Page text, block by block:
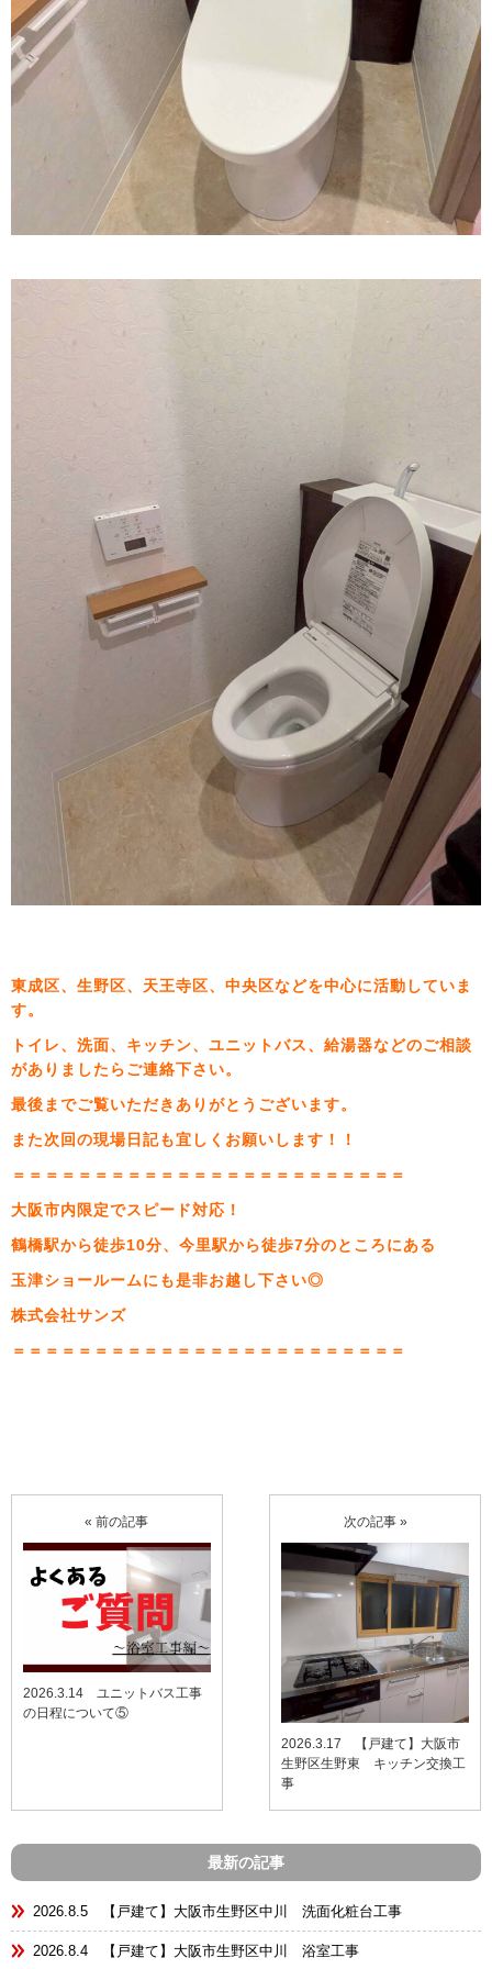
東成区、生野区、天王寺区、中央区などを中心に活動していま
す。
トイレ、洗面、キッチン、ユニットバス、給湯器などのご相談
がありましたらご連絡下さい。
最後までご覧いただきありがとうございます。
また次回の現場日記も宜しくお願いします！！
＝＝＝＝＝＝＝＝＝＝＝＝＝＝＝＝＝＝＝＝＝＝＝＝
大阪市内限定でスピード対応！
鶴橋駅から徒歩10分、今里駅から徒歩7分のところにある
玉津ショールームにも是非お越し下さい◎
株式会社サンズ
＝＝＝＝＝＝＝＝＝＝＝＝＝＝＝＝＝＝＝＝＝＝＝＝
« 前の記事
2026.3.14 ユニットバス工事
の日程について⑤
次の記事 »
2026.3.17 【戸建て】大阪市
生野区生野東 キッチン交換工
事
最新の記事
2026.8.5 【戸建て】大阪市生野区中川 洗面化粧台工事
2026.8.4 【戸建て】大阪市生野区中川 浴室工事